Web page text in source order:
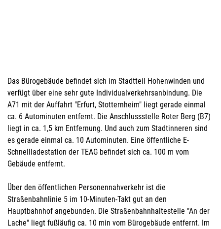
Das Bürogebäude befindet sich im Stadtteil Hohenwinden und
verfügt über eine sehr gute Individualverkehrsanbindung. Die
A71 mit der Auffahrt "Erfurt, Stotternheim" liegt gerade einmal
ca. 6 Autominuten entfernt. Die Anschlussstelle Roter Berg (B7)
liegt in ca. 1,5 km Entfernung. Und auch zum Stadtinneren sind
es gerade einmal ca. 10 Autominuten. Eine öffentliche E-
Schnellladestation der TEAG befindet sich ca. 100 m vom
Gebäude entfernt.
Über den öffentlichen Personennahverkehr ist die
Straßenbahnlinie 5 im 10-Minuten-Takt gut an den
Hauptbahnhof angebunden. Die Straßenbahnhaltestelle "An der
Lache" liegt fußläufig ca. 10 min vom Bürogebäude entfernt. Im